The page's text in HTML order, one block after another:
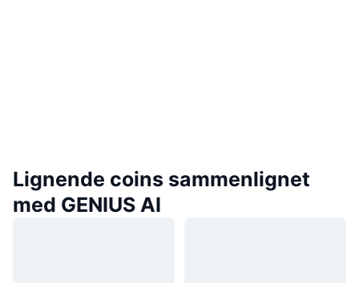
Lignende coins sammenlignet
med GENIUS AI